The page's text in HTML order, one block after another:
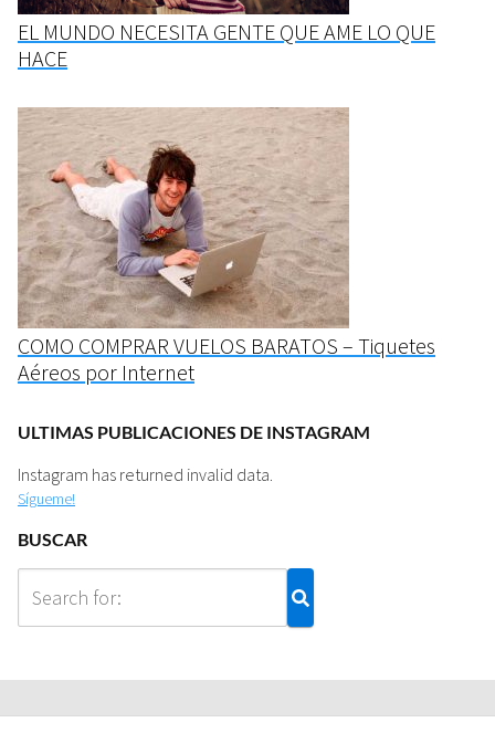
EL MUNDO NECESITA GENTE QUE AME LO QUE
HACE
COMO COMPRAR VUELOS BARATOS – Tiquetes
Aéreos por Internet
ULTIMAS PUBLICACIONES DE INSTAGRAM
Instagram has returned invalid data.
Sígueme!
BUSCAR